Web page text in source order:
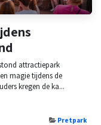
attractiepark
magie tijdens de
kregen de ka...
Pretpark